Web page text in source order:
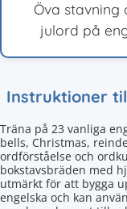
Öva stavning
julord på
Instruktioner
Träna på 23 vanliga
bells, Christmas,
ordförståelse och
bokstavsbräden med
utmärkt för att bygga
engelska och kan